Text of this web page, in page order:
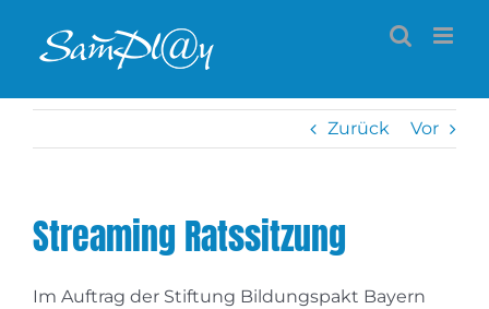
Inhalt
Zurück Vor
Streaming Ratssitzung
Im Auftrag der Stiftung Bildungspakt Bayern